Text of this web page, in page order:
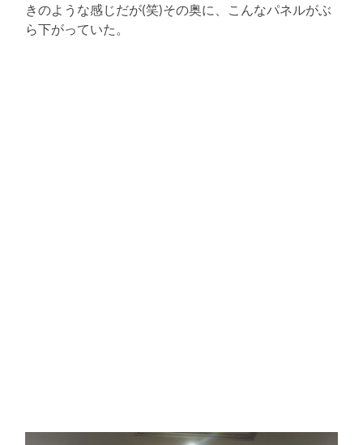
きのような感じだが(笑)その奥に、こんなパネルがぶ
ら下がっていた。